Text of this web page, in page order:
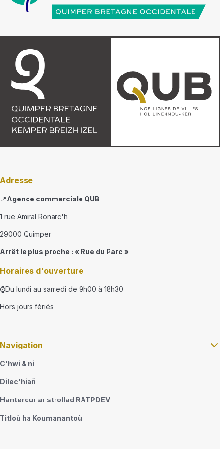
Adresse
📍Agence commerciale QUB
1 rue Amiral Ronarc'h
29000 Quimper
Arrêt le plus proche : « Rue du Parc »
Horaires d'ouverture
⌚Du lundi au samedi de 9h00 à 18h30
Hors jours fériés
Navigation
C'hwi & ni
Dilec'hiañ
Hanterour ar strollad RATPDEV
Titloù ha Koumanantoù